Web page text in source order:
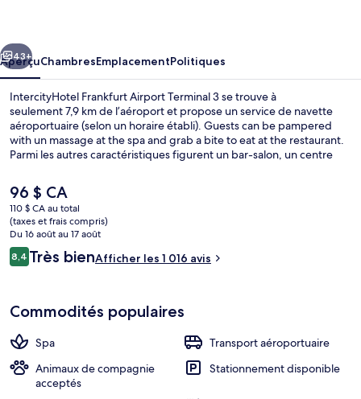
Terminal
3
Suivant
43+
AperçuChambresEmplacementPolitiques
IntercityHotel Frankfurt Airport Terminal 3 se trouve à
seulement 7,9 km de l’aéroport et propose un service de navette
aéroportuaire (selon un horaire établi). Guests can be pampered
with un massage at the spa and grab a bite to eat at the restaurant.
Parmi les autres caractéristiques figurent un bar-salon, un centre
voyageurs apprécient le personnel serviable et la proximité de
l’aéroport.
Le
prix
actuel
est
de 96 $ CA
96 $ CA
110 $ CA au total
(taxes et frais compris)
Du 16 août au 17 août
Avis
8,48,4 sur 10 –
Très bienAfficher les 1 016 avis
Commodités populaires
Spa
Transport aéroportuaire
Animaux de compagnie
acceptés
Stationnement disponible